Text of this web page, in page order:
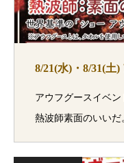
8/21(水)・8/31(土
アウフグースイベ
熱波師素面のいい